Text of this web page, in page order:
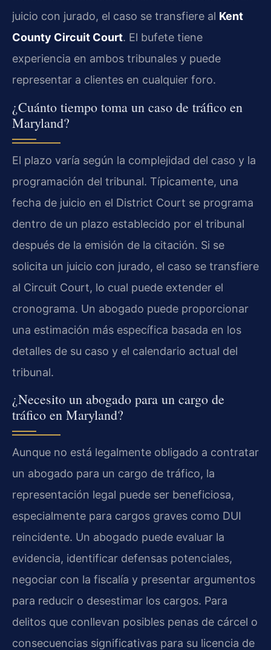
juicio con jurado, el caso se transfiere al Kent
County Circuit Court. El bufete tiene
experiencia en ambos tribunales y puede
representar a clientes en cualquier foro.
¿Cuánto tiempo toma un caso de tráfico en
Maryland?
El plazo varía según la complejidad del caso y la
programación del tribunal. Típicamente, una
fecha de juicio en el District Court se programa
dentro de un plazo establecido por el tribunal
después de la emisión de la citación. Si se
solicita un juicio con jurado, el caso se transfiere
al Circuit Court, lo cual puede extender el
cronograma. Un abogado puede proporcionar
una estimación más específica basada en los
detalles de su caso y el calendario actual del
tribunal.
¿Necesito un abogado para un cargo de
tráfico en Maryland?
Aunque no está legalmente obligado a contratar
un abogado para un cargo de tráfico, la
representación legal puede ser beneficiosa,
especialmente para cargos graves como DUI
reincidente. Un abogado puede evaluar la
evidencia, identificar defensas potenciales,
negociar con la fiscalía y presentar argumentos
para reducir o desestimar los cargos. Para
delitos que conllevan posibles penas de cárcel o
consecuencias significativas para su licencia de